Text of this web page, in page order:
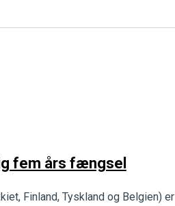
fem års fængsel
Finland, Tyskland og Belgien) er